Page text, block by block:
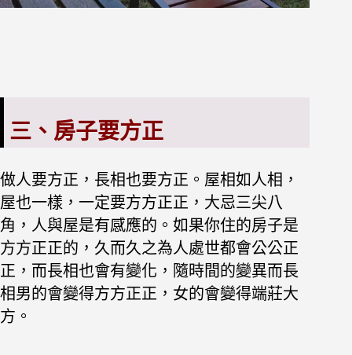
三、房子要方正
做人要方正，長相也要方正。屋相如人相，
屋也一樣，一定要方方正正，大忌三尖八
角，人與屋是有感應的。如果你住的房子是
方方正正的，久而久之為人處世都會公公正
正，而長相也會有變化，隨時間的變異而長
相男的會變得方方正正，女的會變得端莊大
方。